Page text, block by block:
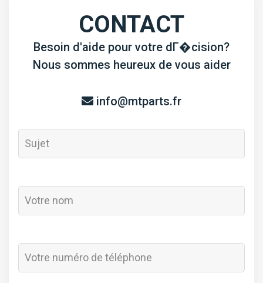
CONTACT
Besoin d'aide pour votre dГ�cision?
Nous sommes heureux de vous aider
info@mtparts.fr